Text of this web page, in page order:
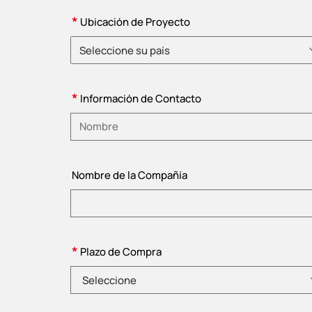
* Ubicación de Proyecto
Seleccione su país
* Información de Contacto
Nombre de la Compañía
* Plazo de Compra